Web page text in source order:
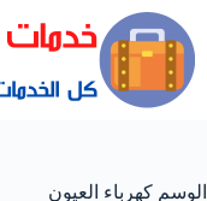
الوسم كهرباء العيون